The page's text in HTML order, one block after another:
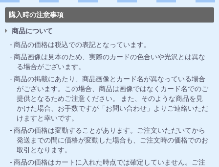
購入時の注意事項
商品について
商品の価格は税込での表記となっています。
商品画像は見本のため、実際のカードの色合いや光沢とは異な
る場合がございます。
商品の掲載にあたり、商品画像とカード名が異なっている場合
がございます。この場合、商品は画像ではなくカード名でのご
提供となるためご注意ください。 また、そのような商品を見
かけた場合、お手数ですが「お問い合わせ」よりご連絡いただ
けますと幸いです。
商品の価格は変動することがあります。ご注文いただいてから
発送までの間に価格が変動した場合も、ご注文時の価格でのお
取引となります。
商品の価格はカートに入れた時点では確定していません。ご注